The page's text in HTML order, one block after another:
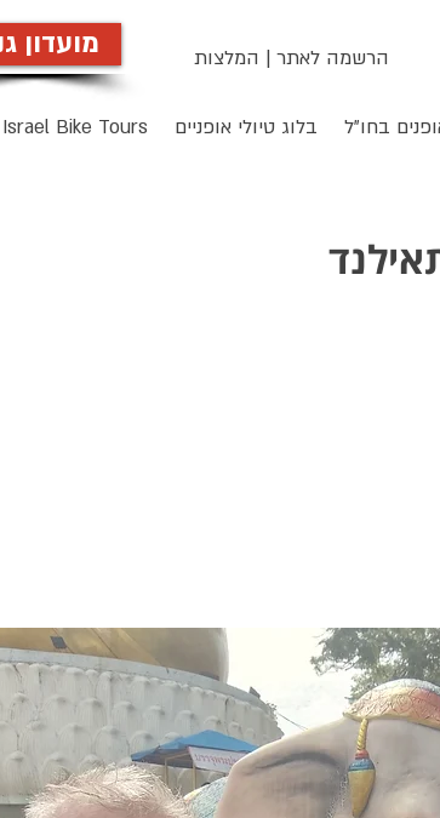
מועדון הרשמה לאתר | המלצות
בחו"ל בלוג טיולי אופניים Israel Bike Tours